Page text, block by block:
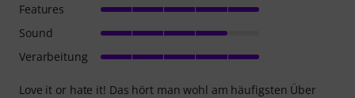
Love it or hate it! Das hört man wohl am häufigsten Über
Features
Sound
Verarbeitung